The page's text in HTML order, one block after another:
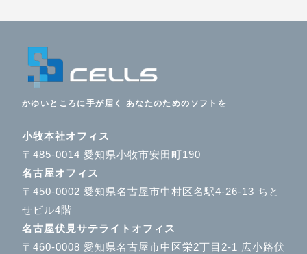
かゆいところに手が届く あなたのためのソフトを
小牧本社オフィス
〒485-0014 愛知県小牧市安田町190
名古屋オフィス
〒450-0002 愛知県名古屋市中村区名駅4-26-13 ちと
せビル4階
名古屋伏見サテライトオフィス
〒460-0008 愛知県名古屋市中区栄2丁目2-1 広小路伏